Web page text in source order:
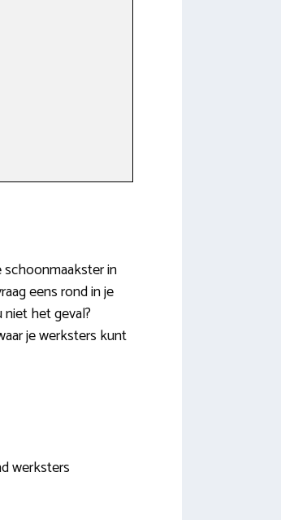
schoonmaakster in
eens rond in je
het geval?
je werksters kunt
werksters